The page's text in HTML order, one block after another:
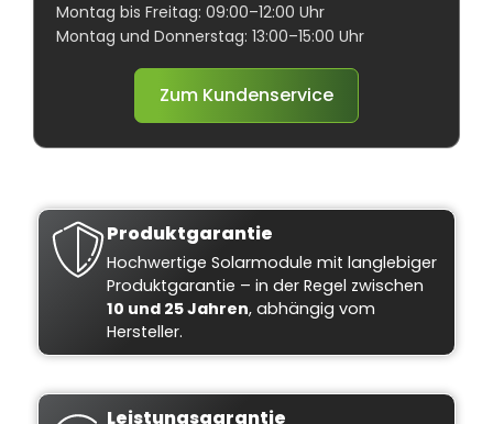
Montag bis Freitag: 09:00–12:00 Uhr
Montag und Donnerstag: 13:00–15:00 Uhr
Zum Kundenservice
Produktgarantie
Hochwertige Solarmodule mit langlebiger
Produktgarantie – in der Regel zwischen
10 und 25 Jahren, abhängig vom
Hersteller.
Leistungsgarantie